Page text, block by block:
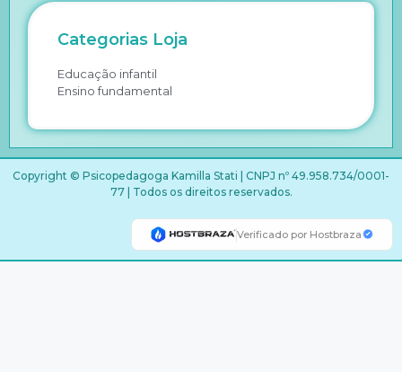
Categorias Loja
Educação infantil
Ensino fundamental
Copyright © Psicopedagoga Kamilla Stati | CNPJ nº 49.958.734/0001-
77 | Todos os direitos reservados.